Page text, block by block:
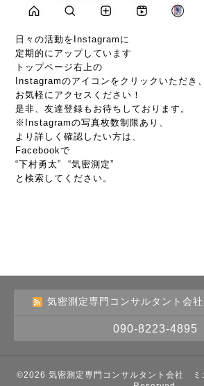
日々の活動をInstagramに
定期的にアップしています
トップページ右上の
Instagramのアイコンをクリックいただき、
お気軽にアクセスください！
是非、友達登録もお待ちしております。
※Instagramの写真枚数制限あり、
より詳しく確認したい方は、
Facebookで
“下村勇太” “気密測定”
と検索してください。
気密測定専門コンサルタント会
090-8223-4895
©2026 気密測定専門コンサルタント会社 ミ